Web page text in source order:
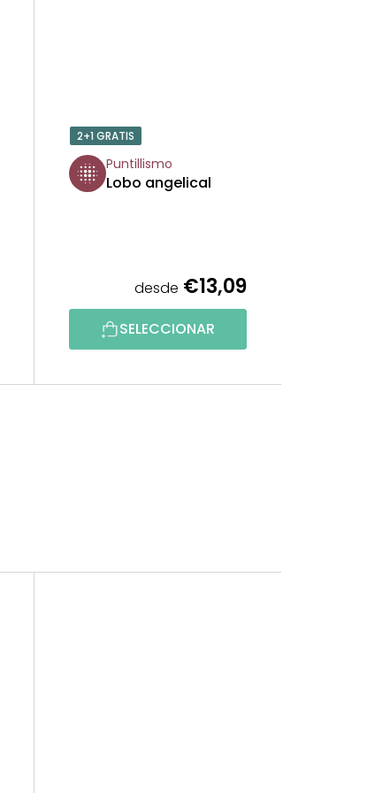
2+1 GRATIS
Puntillismo
Lobo angelical
desde €13,09
SELECCIONAR